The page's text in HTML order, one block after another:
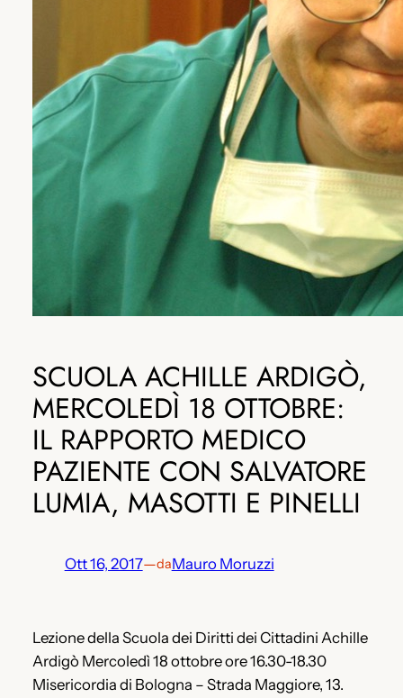
SCUOLA ACHILLE ARDIGÒ,
MERCOLEDÌ 18 OTTOBRE:
IL RAPPORTO MEDICO
PAZIENTE CON SALVATORE
LUMIA, MASOTTI E PINELLI
Ott 16, 2017—daMauro Moruzzi
Lezione della Scuola dei Diritti dei Cittadini Achille
Ardigò Mercoledì 18 ottobre ore 16.30-18.30
Misericordia di Bologna – Strada Maggiore, 13.